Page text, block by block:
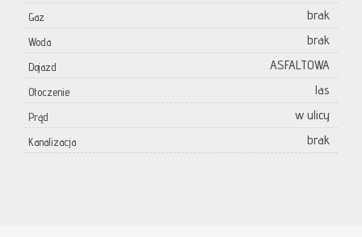
Gaz brak
Woda brak
Dojazd ASFALTOWA
Otoczenie las
Prąd w ulicy
Kanalizacja brak